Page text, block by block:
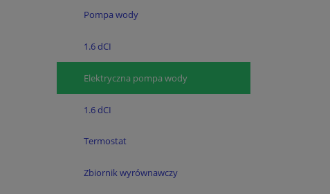
Pompa wody
1.6 dCI
Elektryczna pompa wody
1.6 dCI
Termostat
Zbiornik wyrównawczy